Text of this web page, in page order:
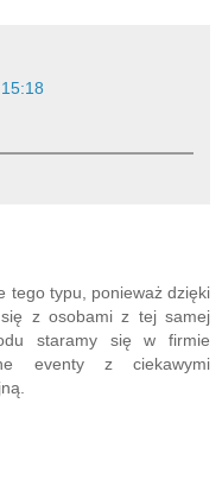
tego typu, ponieważ dzięki
z osobami z tej samej
staramy się w firmie
eventy z ciekawymi